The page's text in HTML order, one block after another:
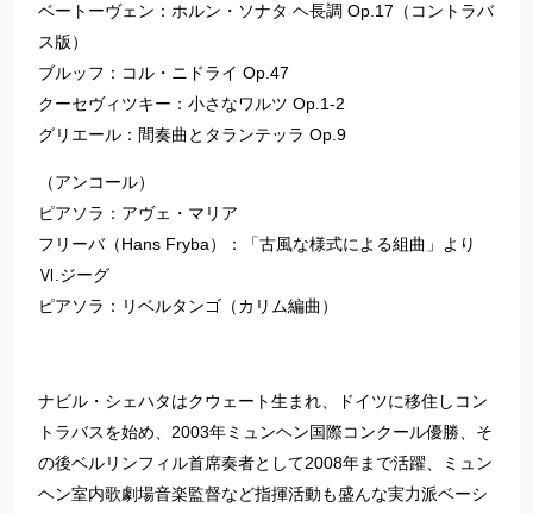
ベートーヴェン：ホルン・ソナタ ヘ長調 Op.17（コントラバ
ス版）
ブルッフ：コル・ニドライ Op.47
クーセヴィツキー：小さなワルツ Op.1-2
グリエール：間奏曲とタランテッラ Op.9
（アンコール）
ピアソラ：アヴェ・マリア
フリーバ（Hans Fryba）：「古風な様式による組曲」より
Ⅵ.ジーグ
ピアソラ：リベルタンゴ（カリム編曲）
ナビル・シェハタはクウェート生まれ、ドイツに移住しコン
トラバスを始め、2003年ミュンヘン国際コンクール優勝、そ
の後ベルリンフィル首席奏者として2008年まで活躍、ミュン
ヘン室内歌劇場音楽監督など指揮活動も盛んな実力派ベーシ